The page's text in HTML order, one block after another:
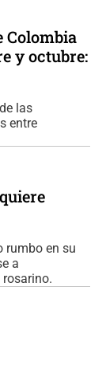
Colombia
y octubre:
las
entre
rumbo en su
a